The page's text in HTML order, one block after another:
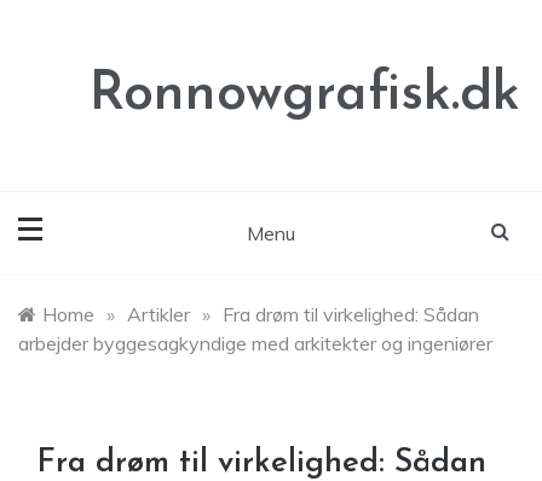
Ronnowgrafisk.dk
Menu
Home » Artikler » Fra drøm til virkelighed: Sådan
arbejder byggesagkyndige med arkitekter og ingeniører
Fra drøm til virkelighed: Sådan